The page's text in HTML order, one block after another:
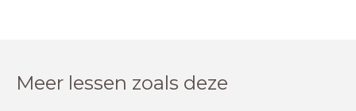
Meer lessen zoals deze